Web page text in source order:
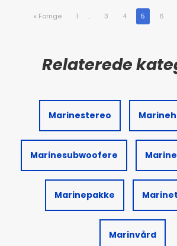
« Forrige 1 .. 3 4 5 6
Marinestereo
Marinesubwoofere
Marinepakke
Marinvård